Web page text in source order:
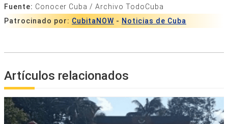
Fuente: Conocer Cuba / Archivo TodoCuba
Patrocinado por: CubitaNOW - Noticias de Cuba
Artículos relacionados